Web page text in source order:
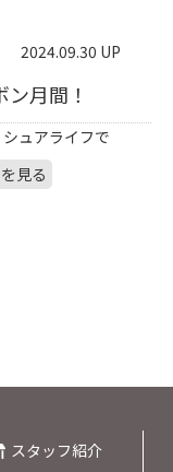
2024.09.30 UP
月間！
ュアライフで
見る
スタッフ紹介